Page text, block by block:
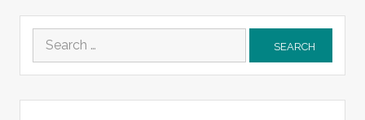
Search
for: